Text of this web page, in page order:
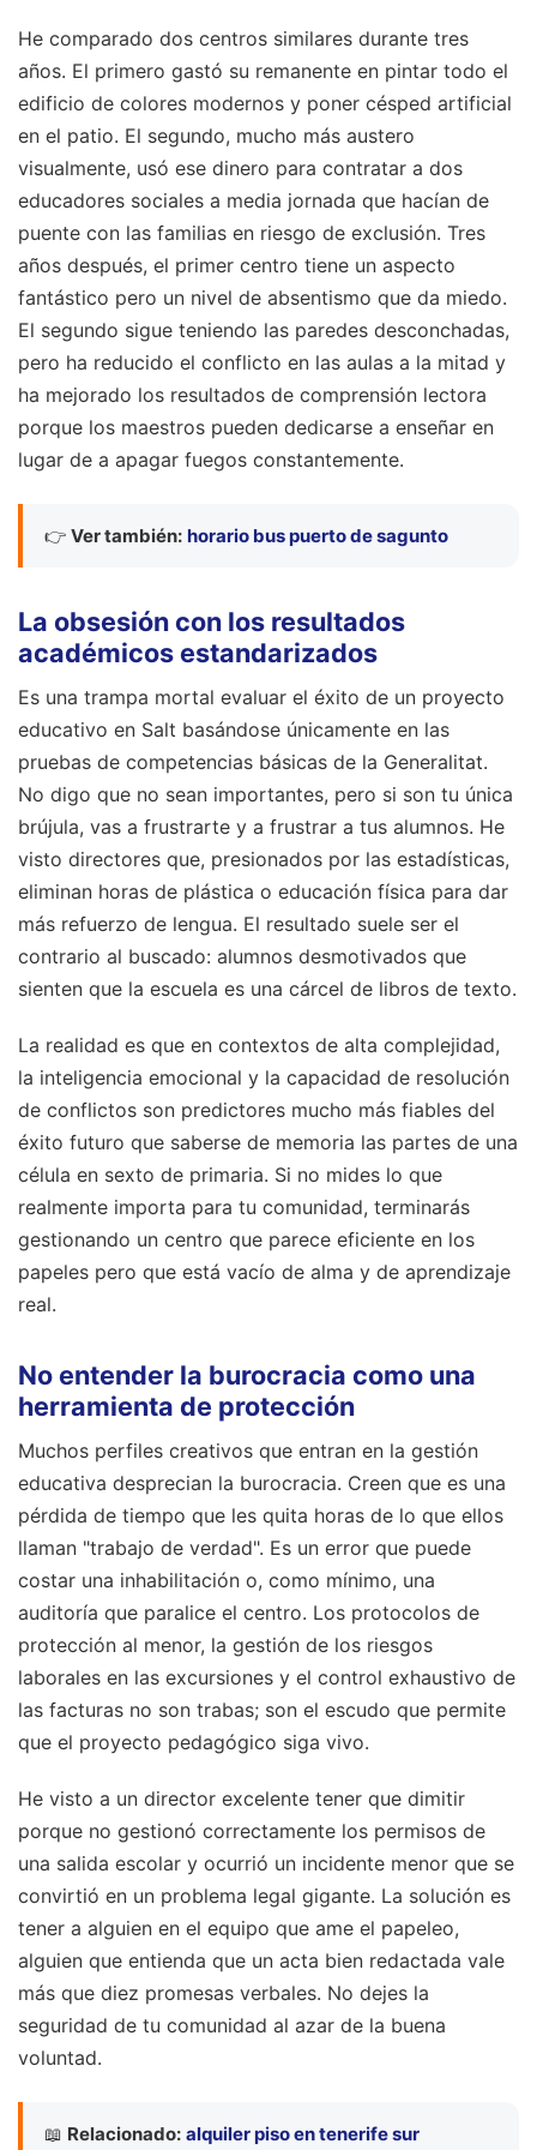
He comparado dos centros similares durante tres
años. El primero gastó su remanente en pintar todo el
edificio de colores modernos y poner césped artificial
en el patio. El segundo, mucho más austero
visualmente, usó ese dinero para contratar a dos
educadores sociales a media jornada que hacían de
puente con las familias en riesgo de exclusión. Tres
años después, el primer centro tiene un aspecto
fantástico pero un nivel de absentismo que da miedo.
El segundo sigue teniendo las paredes desconchadas,
pero ha reducido el conflicto en las aulas a la mitad y
ha mejorado los resultados de comprensión lectora
porque los maestros pueden dedicarse a enseñar en
lugar de a apagar fuegos constantemente.
👉 Ver también: horario bus puerto de sagunto
La obsesión con los resultados
académicos estandarizados
Es una trampa mortal evaluar el éxito de un proyecto
educativo en Salt basándose únicamente en las
pruebas de competencias básicas de la Generalitat.
No digo que no sean importantes, pero si son tu única
brújula, vas a frustrarte y a frustrar a tus alumnos. He
visto directores que, presionados por las estadísticas,
eliminan horas de plástica o educación física para dar
más refuerzo de lengua. El resultado suele ser el
contrario al buscado: alumnos desmotivados que
sienten que la escuela es una cárcel de libros de texto.
La realidad es que en contextos de alta complejidad,
la inteligencia emocional y la capacidad de resolución
de conflictos son predictores mucho más fiables del
éxito futuro que saberse de memoria las partes de una
célula en sexto de primaria. Si no mides lo que
realmente importa para tu comunidad, terminarás
gestionando un centro que parece eficiente en los
papeles pero que está vacío de alma y de aprendizaje
real.
No entender la burocracia como una
herramienta de protección
Muchos perfiles creativos que entran en la gestión
educativa desprecian la burocracia. Creen que es una
pérdida de tiempo que les quita horas de lo que ellos
llaman "trabajo de verdad". Es un error que puede
costar una inhabilitación o, como mínimo, una
auditoría que paralice el centro. Los protocolos de
protección al menor, la gestión de los riesgos
laborales en las excursiones y el control exhaustivo de
las facturas no son trabas; son el escudo que permite
que el proyecto pedagógico siga vivo.
He visto a un director excelente tener que dimitir
porque no gestionó correctamente los permisos de
una salida escolar y ocurrió un incidente menor que se
convirtió en un problema legal gigante. La solución es
tener a alguien en el equipo que ame el papeleo,
alguien que entienda que un acta bien redactada vale
más que diez promesas verbales. No dejes la
seguridad de tu comunidad al azar de la buena
voluntad.
📖 Relacionado: alquiler piso en tenerife sur